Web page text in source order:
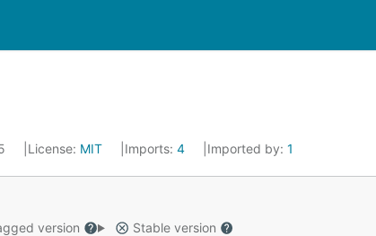
License: MIT Imports: 4 Imported by: 1
version
Stable version